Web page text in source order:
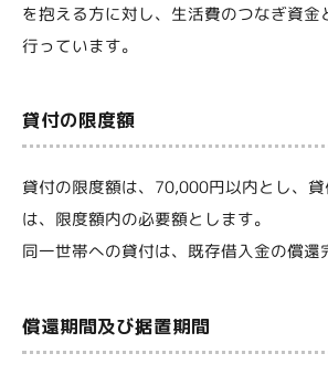
を抱える方に対し、生活費のつなぎ資金
行っています。
貸付の限度額
貸付の限度額は、70,000円以内とし、
は、限度額内の必要額とします。
同一世帯への貸付は、既存借入金の償還
償還期間及び据置期間